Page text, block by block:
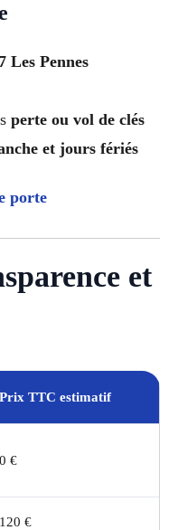
Les Pennes
perte ou vol de clés
et jours fériés
porte
et
Prix TTC estimatif
€
€